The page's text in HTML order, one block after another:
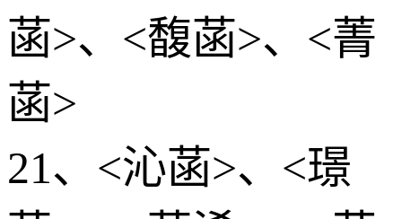
菡>、<馥菡>、<菁
菡>
21、<沁菡>、<璟